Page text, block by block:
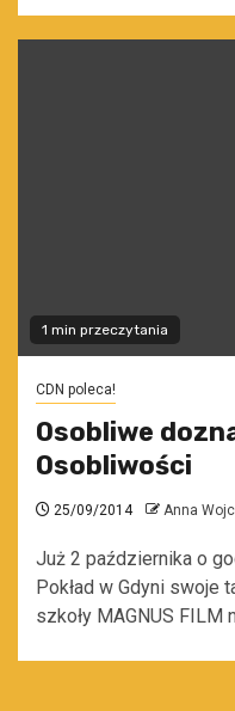
1 min przeczytania
CDN poleca!
Osobliwe
Osobliwości
25/09/2014 Anna
Już 2 października o
Pokład w Gdyni swoje
szkoły MAGNUS FILM